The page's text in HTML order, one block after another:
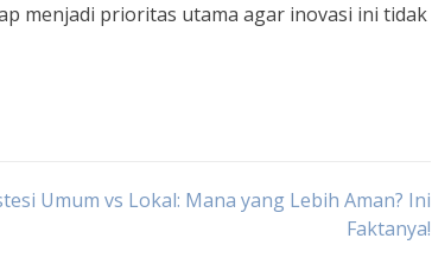
menjadi prioritas utama agar inovasi ini tidak
Umum vs Lokal: Mana yang Lebih Aman? Ini
Faktanya!